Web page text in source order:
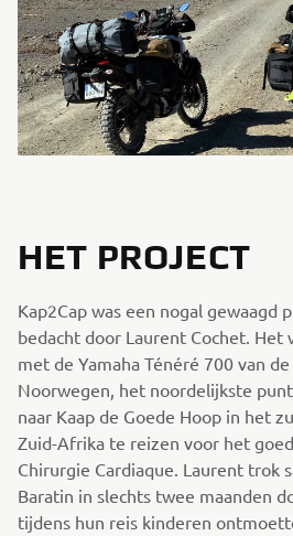
HET PROJECT
Kap2Cap was een nogal gewaagd
bedacht door Laurent Cochet. Het
met de Yamaha Ténéré 700 van
Noorwegen, het noordelijkste
naar Kaap de Goede Hoop in het
Zuid-Afrika te reizen voor het
Chirurgie Cardiaque. Laurent trok
Baratin in slechts twee maanden
tijdens hun reis kinderen